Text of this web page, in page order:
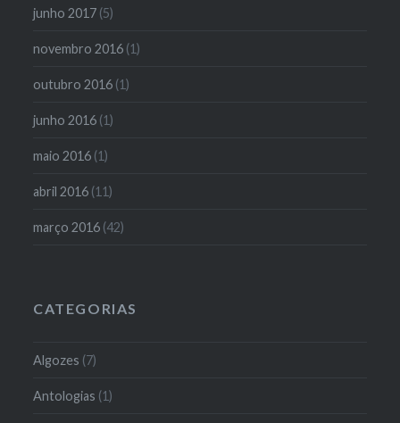
junho 2017 (5)
novembro 2016 (1)
outubro 2016 (1)
junho 2016 (1)
maio 2016 (1)
abril 2016 (11)
março 2016 (42)
CATEGORIAS
Algozes (7)
Antologias (1)